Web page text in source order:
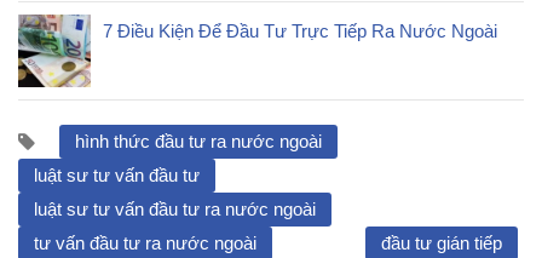
7 Điều Kiện Để Đầu Tư Trực Tiếp Ra Nước Ngoài
hình thức đầu tư ra nước ngoài
luật sư tư vấn đầu tư
luật sư tư vấn đầu tư ra nước ngoài
tư vấn đầu tư ra nước ngoài
đầu tư gián tiếp